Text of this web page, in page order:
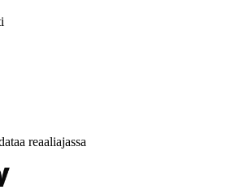
reaaliajassa